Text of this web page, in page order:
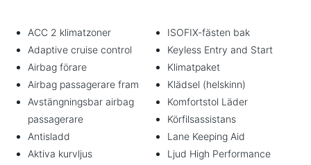
ACC 2 klimatzoner
Adaptive cruise control
Airbag förare
Airbag passagerare fram
Avstängningsbar airbag
passagerare
Antisladd
Aktiva kurvljus
ISOFIX-fästen bak
Keyless Entry and Start
Klimatpaket
Klädsel (helskinn)
Komfortstol Läder
Körfilsassistans
Lane Keeping Aid
Ljud High Performance